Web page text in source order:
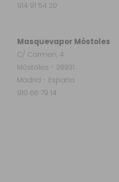
Masquevapor Móstoles
C/ Carmen, 4
Móstoles - 28931
Madrid - España
910 66 79 14
914 91 54 20